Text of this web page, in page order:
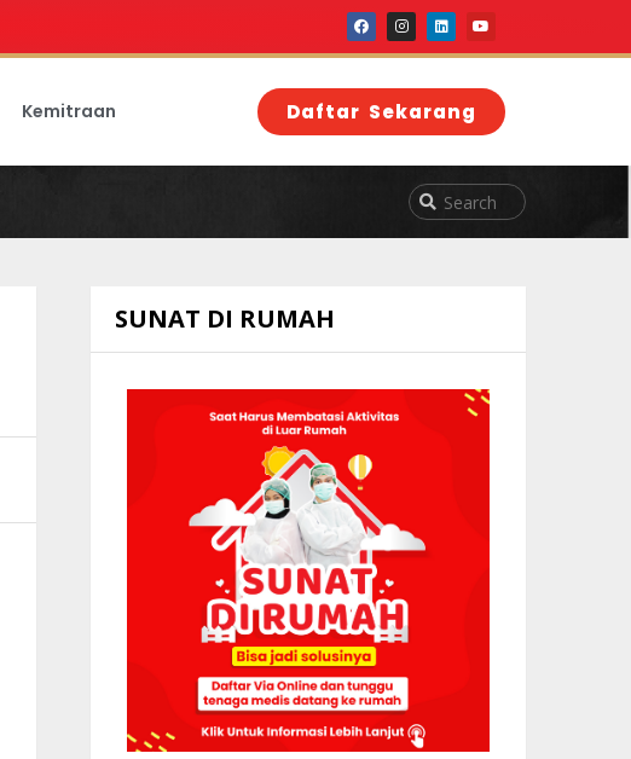
Kemitraan Daftar Sekarang
SUNAT DI RUMAH